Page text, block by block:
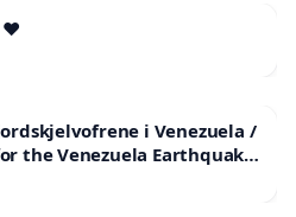
❤️
i Venezuela /
the Venezuela Earthquake